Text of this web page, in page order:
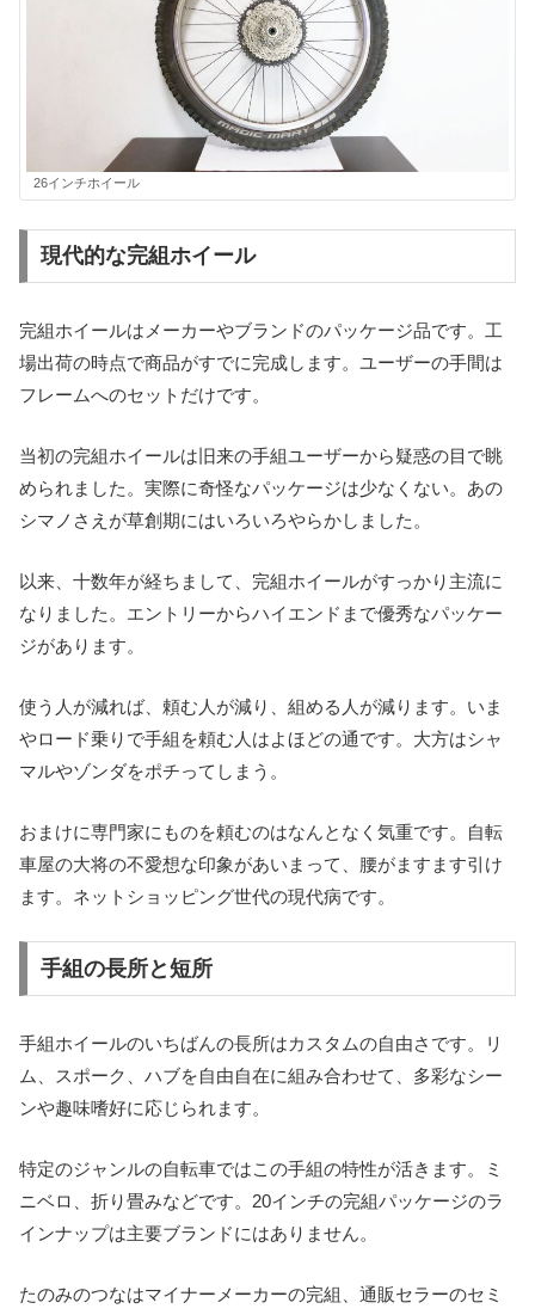
26インチホイール
現代的な完組ホイール
完組ホイールはメーカーやブランドのパッケージ品です。工
場出荷の時点で商品がすでに完成します。ユーザーの手間は
フレームへのセットだけです。
当初の完組ホイールは旧来の手組ユーザーから疑惑の目で眺
められました。実際に奇怪なパッケージは少なくない。あの
シマノさえが草創期にはいろいろやらかしました。
以来、十数年が経ちまして、完組ホイールがすっかり主流に
なりました。エントリーからハイエンドまで優秀なパッケー
ジがあります。
使う人が減れば、頼む人が減り、組める人が減ります。いま
やロード乗りで手組を頼む人はよほどの通です。大方はシャ
マルやゾンダをポチってしまう。
おまけに専門家にものを頼むのはなんとなく気重です。自転
車屋の大将の不愛想な印象があいまって、腰がますます引け
ます。ネットショッピング世代の現代病です。
手組の長所と短所
手組ホイールのいちばんの長所はカスタムの自由さです。リ
ム、スポーク、ハブを自由自在に組み合わせて、多彩なシー
ンや趣味嗜好に応じられます。
特定のジャンルの自転車ではこの手組の特性が活きます。ミ
ニベロ、折り畳みなどです。20インチの完組パッケージのラ
インナップは主要ブランドにはありません。
たのみのつなはマイナーメーカーの完組、通販セラーのセミ